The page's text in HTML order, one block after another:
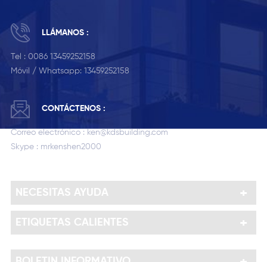
LLÁMANOS :
Tel : 0086 13459252158
Móvil / Whatsapp: 13459252158
CONTÁCTENOS :
Correo electrónico : ken@kdsbuilding.com
Skype : mrkenshen2000
NECESITAS AYUDA
ETIQUETAS CALIENTES